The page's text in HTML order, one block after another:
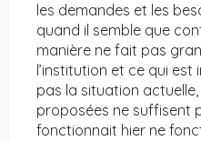
les demandes et les
quand il semble que
manière ne fait pas
l’institution et ce qui
pas la situation
proposées ne suffisent
fonctionnait hier ne